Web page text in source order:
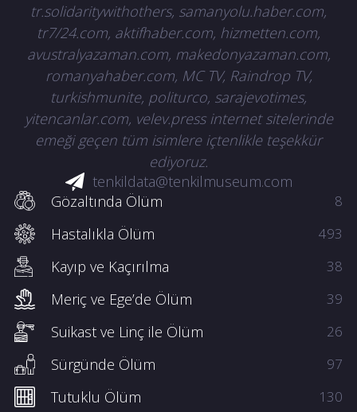
tr.solidaritywithothers, samanyolu.haber.com,
tr7/24.com, aktifhaber.com, hizmetten.com,
avustralyazaman.com, makedonyazaman.com,
romanyahaber.com, MC TV, Raindrop TV,
turkishmunite, politurco, sarajevotimes,
yitencanlar.com, velev.press internet sitelerinde
emeği geçen tüm isimlere içtenlikle teşekkür
ediyoruz.
tenkildata@tenkilmuseum.com
Gözaltında Ölüm
8
Hastalıkla Ölüm 493
Kayıp ve Kaçırılma 38
Meriç ve Ege’de Ölüm 39
Suikast ve Linç ile Ölüm 26
Sürgünde Ölüm 97
Tutuklu Ölüm 130